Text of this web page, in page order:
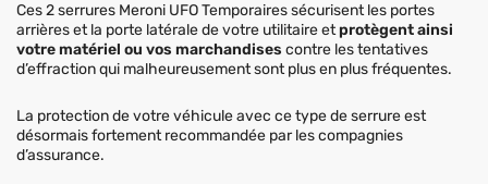
Ces 2 serrures Meroni UFO Temporaires sécurisent les portes
arrières et la porte latérale de votre utilitaire etprotègent ainsi
votre matériel ou vos marchandises contre les tentatives
d’effraction qui malheureusement sont plus en plus fréquentes.
La protection de votre véhicule avec ce type de serrure est
désormais fortement recommandée par les compagnies
d’assurance.